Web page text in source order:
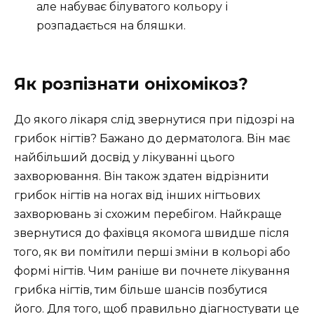
але набуває білуватого кольору і
розпадається на бляшки.
Як розпізнати оніхомікоз?
До якого лікаря слід звернутися при підозрі на
грибок нігтів? Бажано до дерматолога. Він має
найбільший досвід у лікуванні цього
захворювання. Він також здатен відрізнити
грибок нігтів на ногах від інших нігтьових
захворювань зі схожим перебігом. Найкраще
звернутися до фахівця якомога швидше після
того, як ви помітили перші зміни в кольорі або
формі нігтів. Чим раніше ви почнете лікування
грибка нігтів, тим більше шансів позбутися
його. Для того, щоб правильно діагностувати це